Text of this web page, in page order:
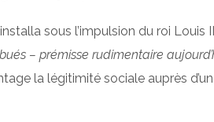
sous l’impulsion du roi Louis
– prémisse rudimentaire
la légitimité sociale auprès